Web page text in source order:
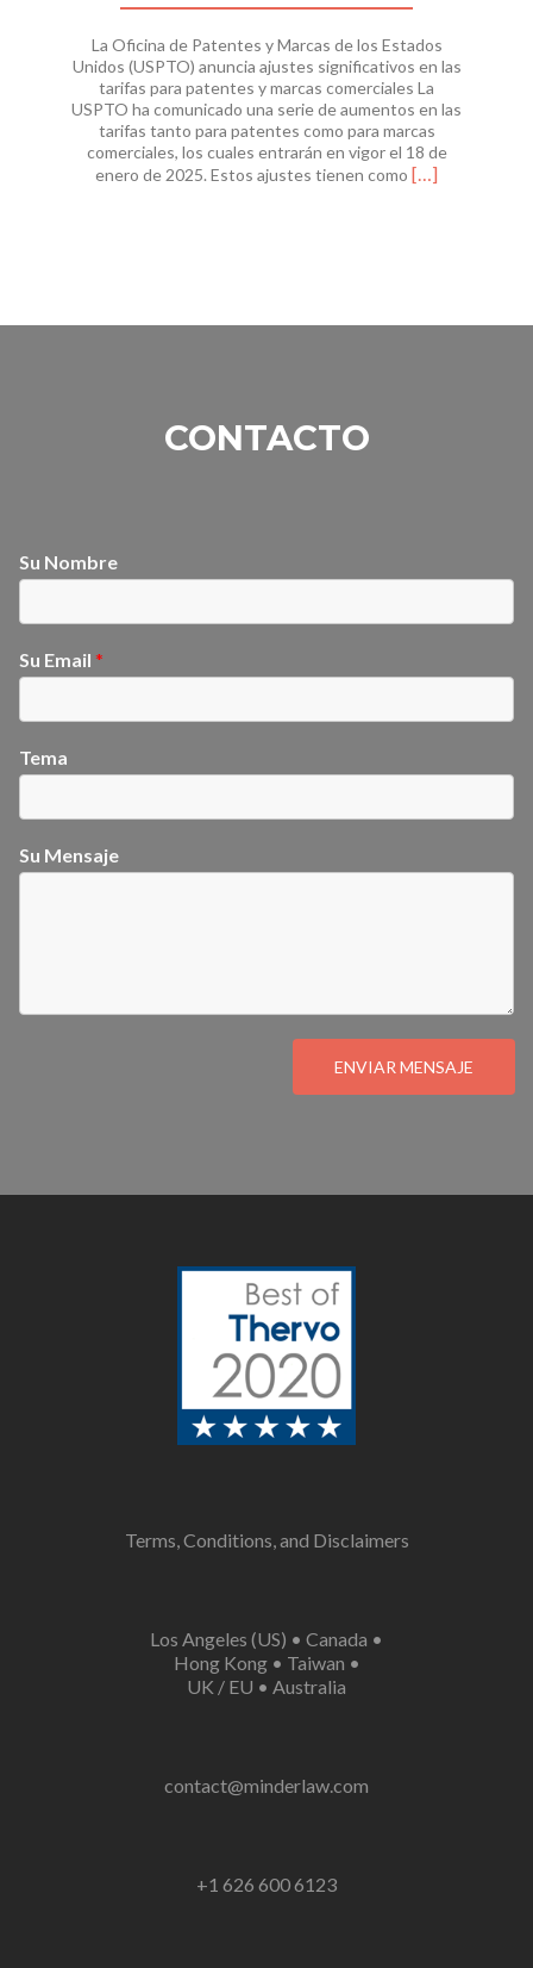
La Oficina de Patentes y Marcas de los Estados
Unidos (USPTO) anuncia ajustes significativos en las
tarifas para patentes y marcas comerciales La
USPTO ha comunicado una serie de aumentos en las
tarifas tanto para patentes como para marcas
comerciales, los cuales entrarán en vigor el 18 de
enero de 2025. Estos ajustes tienen como Read
de
[…]
CONTACTO
Su Nombre
Su Email *
Tema
Su Mensaje
ENVIAR MENSAJE
Terms, Conditions, and Disclaimers
Los Angeles (US) • Canada •
Hong Kong• Taiwan •
UK / EU • Australia
contact@minderlaw.com
+1 626 600 6123